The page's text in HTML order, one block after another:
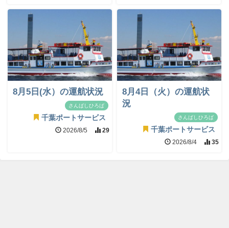
8月5日(水）の運航状況
さんばしひろば
千葉ポートサービス
2026/8/5 29
8月4日（火）の運航状
況
さんばしひろば
千葉ポートサービス
2026/8/4 35